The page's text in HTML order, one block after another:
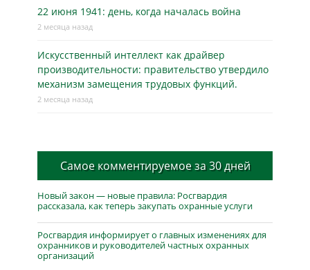
22 июня 1941: день, когда началась война
2 месяца назад
Искусственный интеллект как драйвер
производительности: правительство утвердило
механизм замещения трудовых функций.
2 месяца назад
Самое комментируемое за 30 дней
Новый закон — новые правила: Росгвардия
рассказала, как теперь закупать охранные услуги
Росгвардия информирует о главных изменениях для
охранников и руководителей частных охранных
организаций